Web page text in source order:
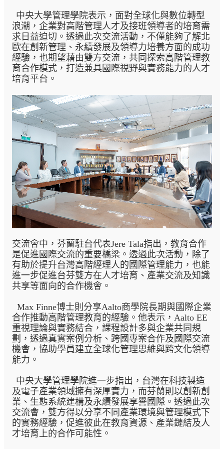
中央大學管理學院表示，面對全球化與數位轉型
浪潮，企業對高階管理人才及接班領導者的培育需
求日益迫切。透過此次交流活動，不僅能夠了解北
歐在創新管理、永續發展及領導力培養方面的成功
經驗，也期望藉由雙方交流，共同探索高階管理教
育合作模式，打造兼具國際視野與實務能力的人才
培育平台。
交流會中，芬蘭駐台代表Jere Tala指出，教育合作
是促進國際交流的重要橋梁。透過此次活動，除了
有助於提升台灣高階經理人的國際管理能力，也能
進一步促進台芬雙方在人才培育、產業交流及知識
共享等面向的合作機會。
Max Finne博士則分享Aalto商學院長期與國際企業
合作推動高階管理教育的經驗。他表示，Aalto EE
重視理論與實務結合，課程設計多與企業共同規
劃，透過真實案例分析、跨國專案合作及國際交流
機會，協助學員建立全球化管理思維與跨文化領導
能力。
中央大學管理學院進一步指出，台灣在科技製造
及電子產業領域擁有深厚實力，而芬蘭則以創新創
業、生態系統建構及永續發展享譽國際。透過此次
交流會，雙方得以分享不同產業環境與管理模式下
的實務經驗，促進彼此在教育資源、產業鏈結及人
才培育上的合作可能性。